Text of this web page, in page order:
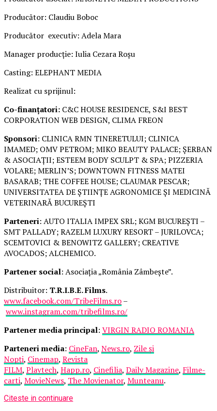
Producător: Claudiu Boboc
Producător executiv: Adela Mara
Manager producție: Iulia Cezara Roșu
Casting: ELEPHANT MEDIA
Realizat cu sprijinul:
Co-finanțatori: C&C HOUSE RESIDENCE, S&I BEST
CORPORATION WEB DESIGN, CLIMA FREON
Sponsori: CLINICA RMN TINERETULUI; CLINICA
IMAMED; OMV PETROM; MIKO BEAUTY PALACE; ȘERBAN
& ASOCIAȚII; ESTEEM BODY SCULPT & SPA; PIZZERIA
VOLARE; MERLIN’S; DOWNTOWN FITNESS MATEI
BASARAB; THE COFFEE HOUSE; CLAUMAR PESCAR;
UNIVERSITATEA DE ȘTIINȚE AGRONOMICE ȘI MEDICINĂ
VETERINARĂ BUCUREȘTI
Parteneri: AUTO ITALIA IMPEX SRL; KGM BUCUREȘTI –
SMT PALLADY; RAZELM LUXURY RESORT – JURILOVCA;
SCEMTOVICI & BENOWITZ GALLERY; CREATIVE
AVOCADOS; ALCHEMICO.
Partener social: Asociația „România Zâmbește”.
Distribuitor: T.R.I.B.E. Films.
www.facebook.com/TribeFilms.ro–
www.instagram.com/tribefilms.ro/
Partener media principal: VIRGIN RADIO ROMANIA
Parteneri media: CineFan, News.ro, Zile și
Nopți, Cinemap, Revista
FILM, Playtech, Happ.ro, Cinefilia, Daily Magazine, Filme-
carti, MovieNews, The Movienator, Munteanu.
Citeste in continuare